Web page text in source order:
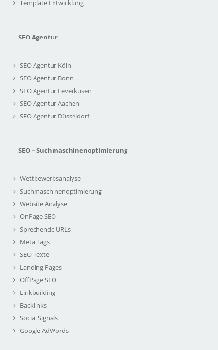
Template Entwicklung
SEO Agentur
SEO Agentur Köln
SEO Agentur Bonn
SEO Agentur Leverkusen
SEO Agentur Aachen
SEO Agentur Düsseldorf
SEO – Suchmaschinenoptimierung
Wettbewerbsanalyse
Suchmaschinenoptimierung
Website Analyse
OnPage SEO
Sprechende URLs
Meta Tags
SEO Texte
Landing Pages
OffPage SEO
Linkbuilding
Backlinks
Social Signals
Google AdWords